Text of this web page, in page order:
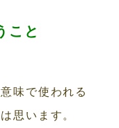
こと
味で使われる
思います。